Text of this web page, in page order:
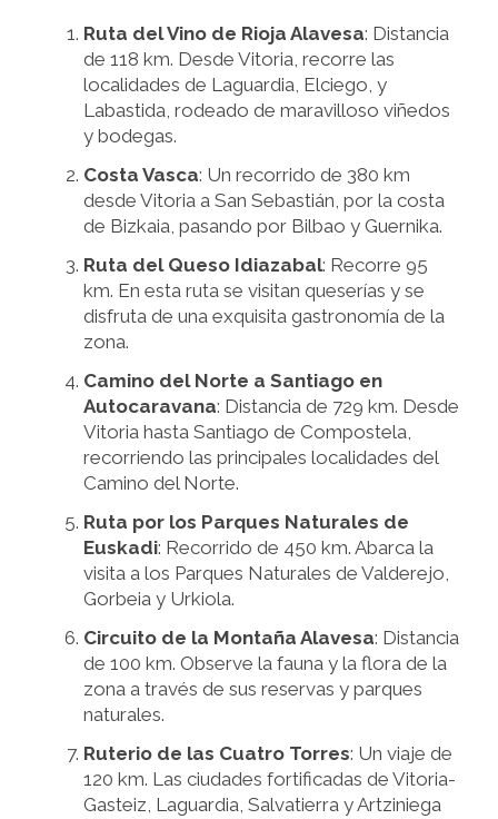
Ruta del Vino de Rioja Alavesa: Distancia
de 118 km. Desde Vitoria, recorre las
localidades de Laguardia, Elciego, y
Labastida, rodeado de maravilloso viñedos
y bodegas.
Costa Vasca: Un recorrido de 380 km
desde Vitoria a San Sebastián, por la costa
de Bizkaia, pasando por Bilbao y Guernika.
Ruta del Queso Idiazabal: Recorre 95
km. En esta ruta se visitan queserías y se
disfruta de una exquisita gastronomía de la
zona.
Camino del Norte a Santiago en
Autocaravana: Distancia de 729 km. Desde
Vitoria hasta Santiago de Compostela,
recorriendo las principales localidades del
Camino del Norte.
Ruta por los Parques Naturales de
Euskadi: Recorrido de 450 km. Abarca la
visita a los Parques Naturales de Valderejo,
Gorbeia y Urkiola.
Circuito de la Montaña Alavesa: Distancia
de 100 km. Observe la fauna y la flora de la
zona a través de sus reservas y parques
naturales.
Ruterio de las Cuatro Torres: Un viaje de
120 km. Las ciudades fortificadas de Vitoria-
Gasteiz, Laguardia, Salvatierra y Artziniega